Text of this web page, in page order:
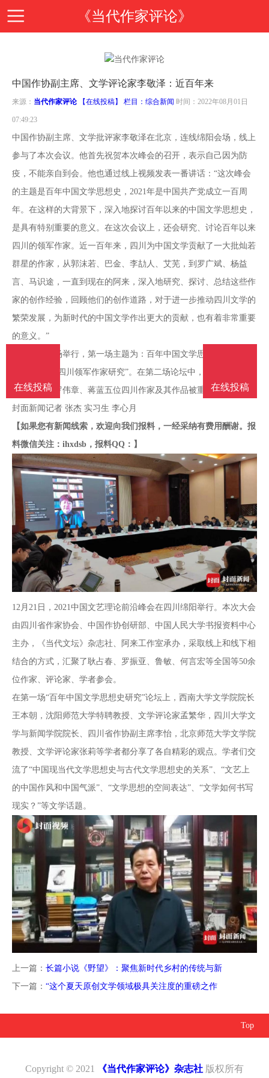
《当代作家评论》
页
期
导
读
投
稿
指
南
邮
箱
投
稿
在
线
投
联
系
们
中国作协副主席、文学评论家李敬泽：近百年来
来源： 当代作家评论 【在线投稿】 栏目： 综合新闻 时间：2022年08月01日
07:49:23
中国作协副主席、文学批评家李敬泽在北京，连线绵阳会场，线上
参与了本次会议。他首先祝贺本次峰会的召开，表示自己因为防
疫，不能亲自到会。他也通过线上视频发表一番讲话：“这次峰会
的主题是百年中国文学思想史，2021年是中国共产党成立一百周
年。在这样的大背景下，深入地探讨百年以来的中国文学思想史，
是具有特别重要的意义。在这次会议上，还会研究、讨论百年以来
四川的领军作家。近一百年来，四川为中国文学贡献了一大批灿若
群星的作家，从郭沫若、巴金、李劼人、艾芜，到罗广斌、杨益
言、马识途，一直到现在的阿来，深入地研究、探讨、总结这些作
家的创作经验，回顾他们的创作道路，对于进一步推动四川文学的
繁荣发展，为新时代的中国文学作出更大的贡献，也有着非常重要
的意义。”
峰会分为两场举行，第一场主题为：百年中国文学思想史研究，第
二场主题为“四川领军作家研究”。在第二场论坛中，梁平、龚学
敏、马平、罗伟章、蒋蓝五位四川作家及其作品被重点逐一研讨。
封面新闻记者 张杰 实习生 李心月
【如果您有新闻线索，欢迎向我们报料，一经采纳有费用酬谢。报
料微信关注：ihxdsb，报料QQ：】
12月21日，2021中国文艺理论前沿峰会在四川绵阳举行。本次大会
由四川省作家协会、中国作协创研部、中国人民大学书报资料中心
主办，《当代文坛》杂志社、阿来工作室承办，采取线上和线下相
结合的方式，汇聚了耿占春、罗振亚、鲁敏、何言宏等全国等50余
位作家、评论家、学者参会。
在第一场“百年中国文学思想史研究”论坛上，西南大学文学院院长
王本朝，沈阳师范大学特聘教授、文学评论家孟繁华，四川大学文
学与新闻学院院长、四川省作协副主席李怡，北京师范大学文学院
教授、文学评论家张莉等学者都分享了各自精彩的观点。学者们交
流了“中国现当代文学思想史与古代文学思想史的关系”、“文艺上
的中国作风和中国气派”、“文学思想的空间表达”、“文学如何书写
现实？”等文学话题。
上一篇： 长篇小说《野望》：聚焦新时代乡村的传统与新
下一篇： “这个夏天原创文学领域极具关注度的重磅之作
Top
Copyright © 2021 《当代作家评论》杂志社 版权所有
在线投稿
在线投稿